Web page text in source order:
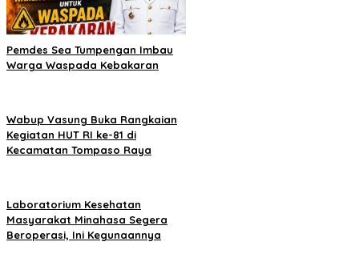
Pemdes Sea Tumpengan Imbau
Warga Waspada Kebakaran
Wabup Vasung Buka Rangkaian
Kegiatan HUT RI ke-81 di
Kecamatan Tompaso Raya
Laboratorium Kesehatan
Masyarakat Minahasa Segera
Beroperasi, Ini Kegunaannya